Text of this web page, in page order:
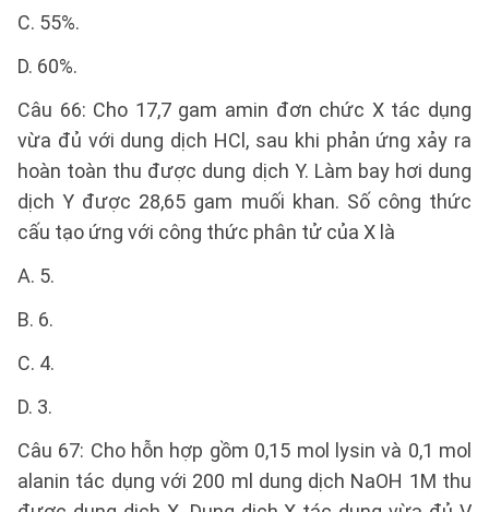
C. 55%.
D. 60%.
Câu 66: Cho 17,7 gam amin đơn chức X tác dụng
vừa đủ với dung dịch HCl, sau khi phản ứng xảy ra
hoàn toàn thu được dung dịch Y. Làm bay hơi dung
dịch Y được 28,65 gam muối khan. Số công thức
cấu tạo ứng với công thức phân tử của X là
A. 5.
B. 6.
C. 4.
D. 3.
Câu 67: Cho hỗn hợp gồm 0,15 mol lysin và 0,1 mol
alanin tác dụng với 200 ml dung dịch NaOH 1M thu